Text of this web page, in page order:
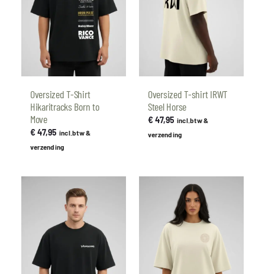
Oversized T-Shirt
Hikaritracks Born to
Move
€47,95 incl.btw &
verzending
Oversized T-shirt IRWT
Steel Horse
€47,95 incl.btw &
verzending